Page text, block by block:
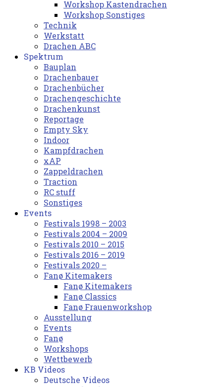
Workshop Kastendrachen
Workshop Sonstiges
Technik
Werkstatt
Drachen ABC
Spektrum
Bauplan
Drachenbauer
Drachenbücher
Drachengeschichte
Drachenkunst
Reportage
Empty Sky
Indoor
Kampfdrachen
xAP
Zappeldrachen
Traction
RC stuff
Sonstiges
Events
Festivals 1998 – 2003
Festivals 2004 – 2009
Festivals 2010 – 2015
Festivals 2016 – 2019
Festivals 2020 –
Fanø Kitemakers
Fanø Kitemakers
Fanø Classics
Fanø Frauenworkshop
Ausstellung
Events
Fanø
Workshops
Wettbewerb
KB Videos
Deutsche Videos